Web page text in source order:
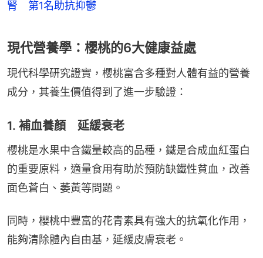
腎 第1名助抗抑鬱
現代營養學：櫻桃的6大健康益處
現代科學研究證實，櫻桃富含多種對人體有益的營養
成分，其養生價值得到了進一步驗證：
1. 補血養顏 延緩衰老
櫻桃是水果中含鐵量較高的品種，鐵是合成血紅蛋白
的重要原料，適量食用有助於預防缺鐵性貧血，改善
面色蒼白、萎黃等問題。
同時，櫻桃中豐富的花青素具有強大的抗氧化作用，
能夠清除體內自由基，延緩皮膚衰老。